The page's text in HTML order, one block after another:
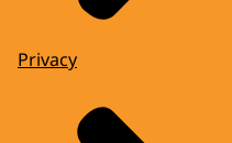
Privacy